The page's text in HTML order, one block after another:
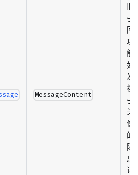
MessageContent
引
回
功
能
如
发
携
引
关
信
的
际
息
请